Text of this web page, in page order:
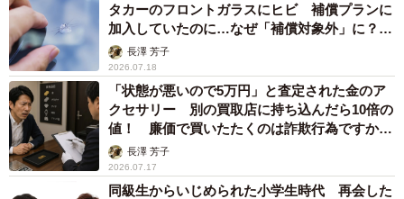
タカーのフロントガラスにヒビ 補償プランに
加入していたのに…なぜ「補償対象外」に？
【FPが解説】
長澤 芳子
2026.07.18
「状態が悪いので5万円」と査定された金のア
クセサリー 別の買取店に持ち込んだら10倍の
値！ 廉価で買いたたくのは詐欺行為ですか？
【弁護士が解説】
長澤 芳子
2026.07.17
同級生からいじめられた小学生時代 再会した